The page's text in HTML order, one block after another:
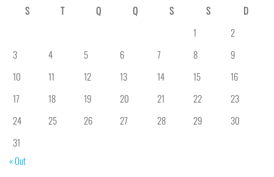
S
T Q Q S S
D
1
2
3
4 5 6 7 8
9
10
11 12 13 14 15
16
17
18 19 20 21 22
23
24
25 26 27 28 29
30
31
« Out